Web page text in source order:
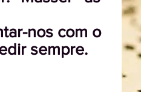
nos com o
sempre.